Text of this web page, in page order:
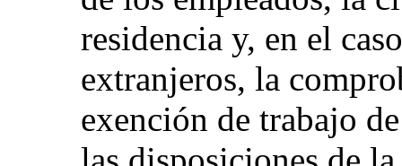
residencia y, en el
extranjeros, la
exención de trabajo